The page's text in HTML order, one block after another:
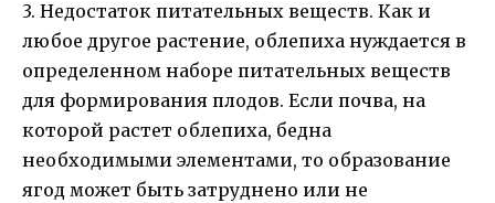
3. Недостаток питательных веществ. Как и
любое другое растение, облепиха нуждается в
определенном наборе питательных веществ
для формирования плодов. Если почва, на
которой растет облепиха, бедна
необходимыми элементами, то образование
ягод может быть затруднено или не